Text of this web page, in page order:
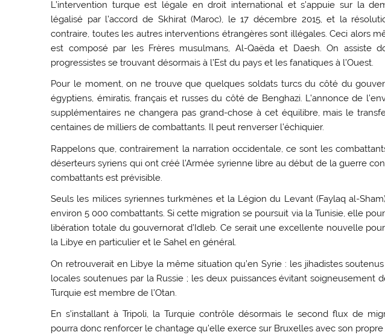
L’intervention turque est légale en droit international et s’appuie sur la
légalisé par l’accord de Skhirat (Maroc), le 17 décembre 2015, et la
contraire, toutes les autres interventions étrangères sont illégales. Ceci alors
est composé par les Frères musulmans, Al-Qaëda et Daesh. On assiste
progressistes se trouvant désormais à l’Est du pays et les fanatiques à l’Ouest.
Pour le moment, on ne trouve que quelques soldats turcs du côté du
égyptiens, émiratis, français et russes du côté de Benghazi. L’annonce de
supplémentaires ne changera pas grand-chose à cet équilibre, mais le
centaines de milliers de combattants. Il peut renverser l’échiquier.
Rappelons que, contrairement la narration occidentale, ce sont les
déserteurs syriens qui ont créé l’Armée syrienne libre au début de la guerre
combattants est prévisible.
Seuls les milices syriennes turkmènes et la Légion du Levant (Faylaq al-
environ 5 000 combattants. Si cette migration se poursuit via la Tunisie, elle
libération totale du gouvernorat d’Idleb. Ce serait une excellente nouvelle
la Libye en particulier et le Sahel en général.
On retrouverait en Libye la même situation qu’en Syrie : les jihadistes
locales soutenues par la Russie ; les deux puissances évitant soigneusement
Turquie est membre de l’Otan.
En s’installant à Tripoli, la Turquie contrôle désormais le second flux de
pourra donc renforcer le chantage qu’elle exerce sur Bruxelles avec son